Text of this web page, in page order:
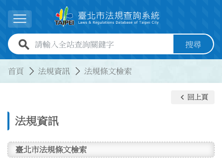
展開選單
全站查詢關鍵字欄位 搜尋
首頁 法規資訊 法規條文檢索
法規資訊
keyboard_arrow_left 回上頁
臺北市法規條文檢索